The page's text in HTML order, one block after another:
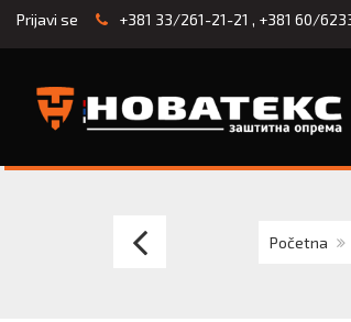
Prijavi se +381 33/261-21-21 , +381 60/
Početna